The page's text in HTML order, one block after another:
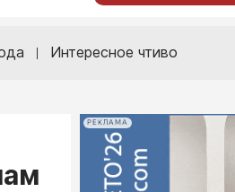
Интересное чтиво
РЕКЛАМА